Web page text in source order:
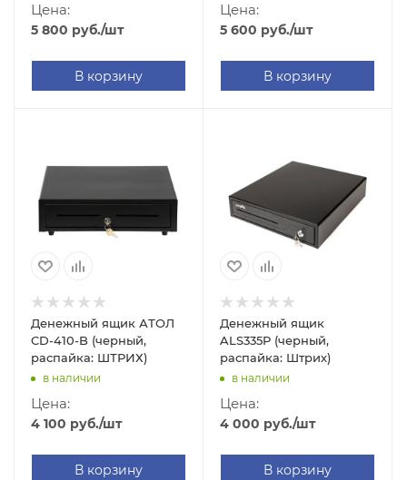
Цена:
5 800 руб./шт
В корзину
Цена:
5 600 руб./шт
В корзину
Денежный ящик АТОЛ
CD-410-B (черный,
распайка: ШТРИХ)
в наличии
Цена:
4 100 руб./шт
В корзину
Денежный ящик
ALS335P (черный,
распайка: Штрих)
в наличии
Цена:
4 000 руб./шт
В корзину